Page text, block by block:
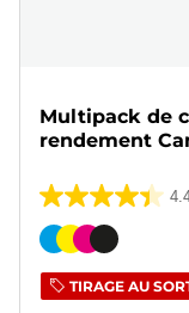
Multipack de
rendement
4.4
sur
étoiles.
Cartouche
TIRAGE AU